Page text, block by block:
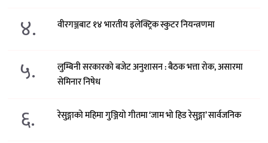
४. वीरगञ्जबाट १४ भारतीय इलेक्ट्रिक स्कुटर नियन्त्रणमा
५.
लुम्बिनी सरकारको बजेट अनुशासन : बैठक भत्ता रोक, असारमा
सेमिनार निषेध
६. रेसुङ्गाको महिमा गुञ्जियो गीतमा ‘जाम भो हिड रेसुङ्गा’ सार्वजनिक